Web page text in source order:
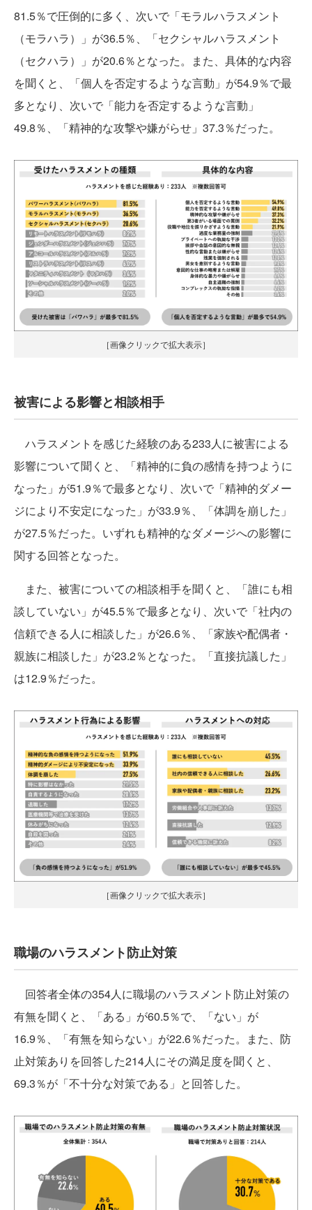
81.5％で圧倒的に多く、次いで「モラルハラスメント
（モラハラ）」が36.5％、「セクシャルハラスメント
（セクハラ）」が20.6％となった。また、具体的な内容
を聞くと、「個人を否定するような言動」が54.9％で最
多となり、次いで「能力を否定するような言動」
49.8％、「精神的な攻撃や嫌がらせ」37.3％だった。
［画像クリックで拡大表示］
被害による影響と相談相手
ハラスメントを感じた経験のある233人に被害による
影響について聞くと、「精神的に負の感情を持つように
なった」が51.9％で最多となり、次いで「精神的ダメー
ジにより不安定になった」が33.9％、「体調を崩した」
が27.5％だった。いずれも精神的なダメージへの影響に
関する回答となった。
また、被害についての相談相手を聞くと、「誰にも相
談していない」が45.5％で最多となり、次いで「社内の
信頼できる人に相談した」が26.6％、「家族や配偶者・
親族に相談した」が23.2％となった。「直接抗議した」
は12.9％だった。
［画像クリックで拡大表示］
職場のハラスメント防止対策
回答者全体の354人に職場のハラスメント防止対策の
有無を聞くと、「ある」が60.5％で、「ない」が
16.9％、「有無を知らない」が22.6％だった。また、防
止対策ありを回答した214人にその満足度を聞くと、
69.3％が「不十分な対策である」と回答した。